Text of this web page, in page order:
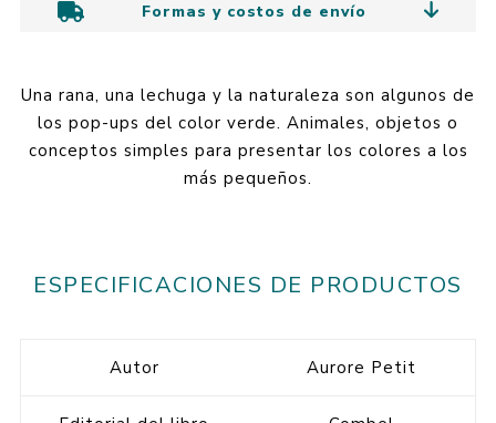
Formas y costos de envío
Una rana, una lechuga y la naturaleza son algunos de
los pop-ups del color verde. Animales, objetos o
conceptos simples para presentar los colores a los
más pequeños.
ESPECIFICACIONES DE PRODUCTOS
Autor Aurore Petit